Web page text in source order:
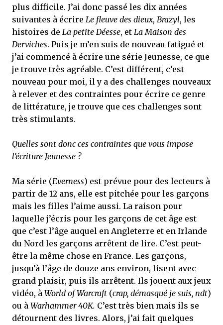
plus difficile. J’ai donc passé les dix années
suivantes à écrire Le fleuve des dieux, Brazyl, les
histoires de La petite Déesse, et La Maison des
Derviches. Puis je m’en suis de nouveau fatigué et
j’ai commencé à écrire une série Jeunesse, ce que
je trouve très agréable. C’est différent, c’est
nouveau pour moi, il y a des challenges nouveaux
à relever et des contraintes pour écrire ce genre
de littérature, je trouve que ces challenges sont
très stimulants.
Quelles sont donc ces contraintes que vous impose
l’écriture Jeunesse ?
Ma série (Everness) est prévue pour des lecteurs à
partir de 12 ans, elle est pitchée pour les garçons
mais les filles l’aime aussi. La raison pour
laquelle j’écris pour les garçons de cet âge est
que c’est l’âge auquel en Angleterre et en Irlande
du Nord les garçons arrêtent de lire. C’est peut-
être la même chose en France. Les garçons,
jusqu’à l’âge de douze ans environ, lisent avec
grand plaisir, puis ils arrêtent. Ils jouent aux jeux
vidéo, à World of Warcraft (crap, démasqué je suis, ndt)
ou à Warhammer 40K. C’est très bien mais ils se
détournent des livres. Alors, j’ai fait quelques